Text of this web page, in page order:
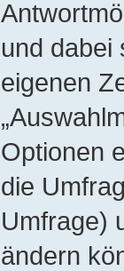
und dabei
eigenen
Optionen
die
Umfrage)
ändern